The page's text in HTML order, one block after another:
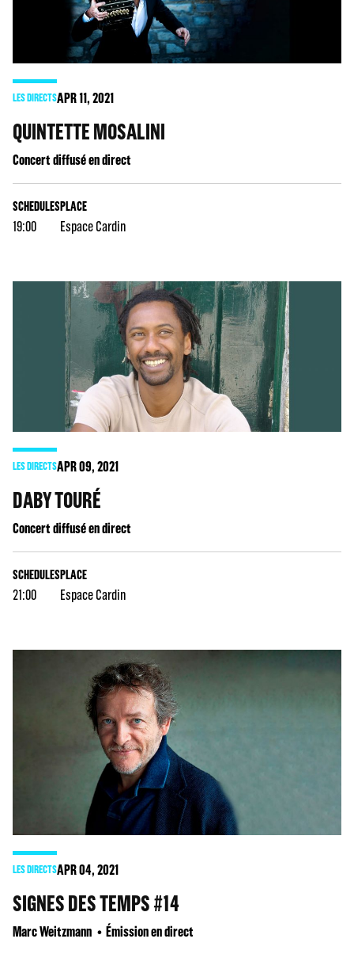
LES DIRECTSAPR11, 2021
QUINTETTE MOSALINI
Concert diffusé en direct
SCHEDULES
19:00
PLACE
Espace Cardin
LES DIRECTSAPR09, 2021
DABY TOURÉ
Concert diffusé en direct
SCHEDULES
21:00
PLACE
Espace Cardin
LES DIRECTSAPR04, 2021
SIGNES DES TEMPS #14
Marc Weitzmann Émission en direct